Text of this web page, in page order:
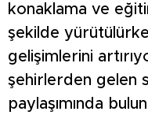
konaklama ve
şekilde
gelişimlerini
şehirlerden gelen
paylaşımında